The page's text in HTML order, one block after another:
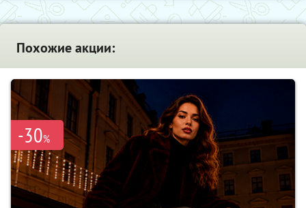
Похожие акции:
-30%